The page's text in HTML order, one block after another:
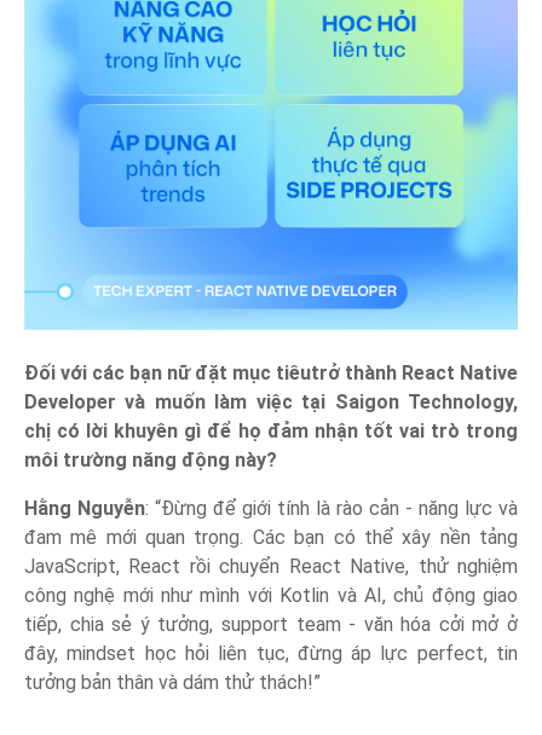
Đối với các bạn nữ đặt mục tiêutrở thành React Native
Developer và muốn làm việc tại Saigon Technology,
chị có lời khuyên gì để họ đảm nhận tốt vai trò trong
môi trường năng động này?
Hằng Nguyễn: “Đừng để giới tính là rào cản - năng lực và
đam mê mới quan trọng. Các bạn có thể xây nền tảng
JavaScript, React rồi chuyển React Native, thử nghiệm
công nghệ mới như mình với Kotlin và AI, chủ động giao
tiếp, chia sẻ ý tưởng, support team - văn hóa cởi mở ở
đây, mindset học hỏi liên tục, đừng áp lực perfect, tin
tưởng bản thân và dám thử thách!”